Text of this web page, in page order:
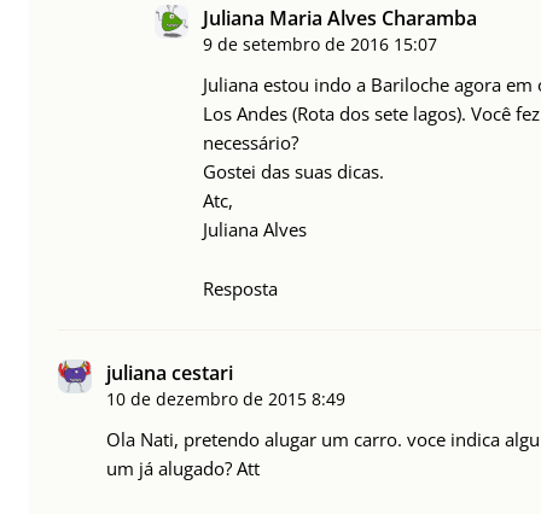
Juliana Maria Alves Charamba
9 de setembro de 2016 15:07
Juliana estou indo a Bariloche agora
Los Andes (Rota dos sete lagos). Você
necessário?
Gostei das suas dicas.
Atc,
Juliana Alves
Resposta
juliana cestari
10 de dezembro de 2015 8:49
Ola Nati, pretendo alugar um carro. voce indica
um já alugado? Att